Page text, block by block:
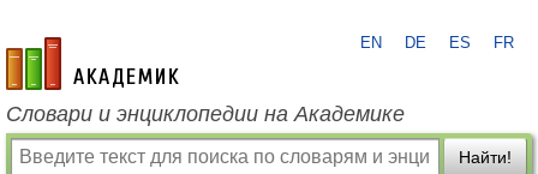
academic.ru
EN DE ES FR
Словари и энциклопедии на Академике
Найти!